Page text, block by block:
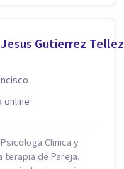
el cambio, que
habilidades y
y calidad de
Jesus Gutierrez Tellez
online
terapia de Pareja.